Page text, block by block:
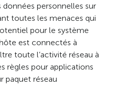
personnelles sur
toutes les menaces qui
pour le système
est connectés à
toute l’activité réseau à
règles pour applications
paquet réseau